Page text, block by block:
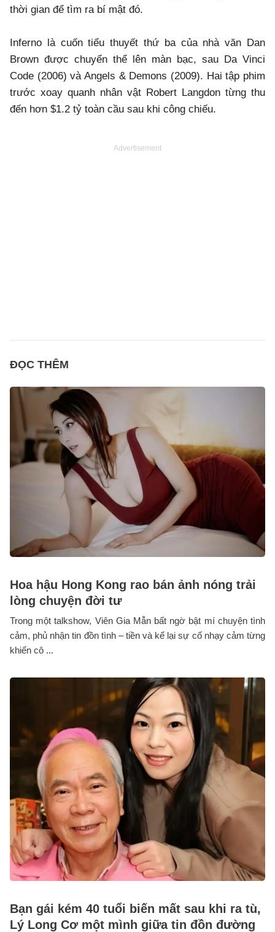
thời gian để tìm ra bí mật đó.
Inferno là cuốn tiểu thuyết thứ ba của nhà văn Dan
Brown được chuyển thể lên màn bạc, sau Da Vinci
Code (2006) và Angels & Demons (2009). Hai tập phim
trước xoay quanh nhân vật Robert Langdon từng thu
đến hơn $1.2 tỷ toàn cầu sau khi công chiếu.
Advertisement
ĐỌC THÊM
Hoa hậu Hong Kong rao bán ảnh nóng trải
lòng chuyện đời tư
Trong một talkshow, Viên Gia Mẫn bất ngờ bật mí chuyện tình
cảm, phủ nhận tin đồn tình – tiền và kể lại sự cố nhạy cảm từng
khiến cô ...
Bạn gái kém 40 tuổi biến mất sau khi ra tù,
Lý Long Cơ một mình giữa tin đồn đường